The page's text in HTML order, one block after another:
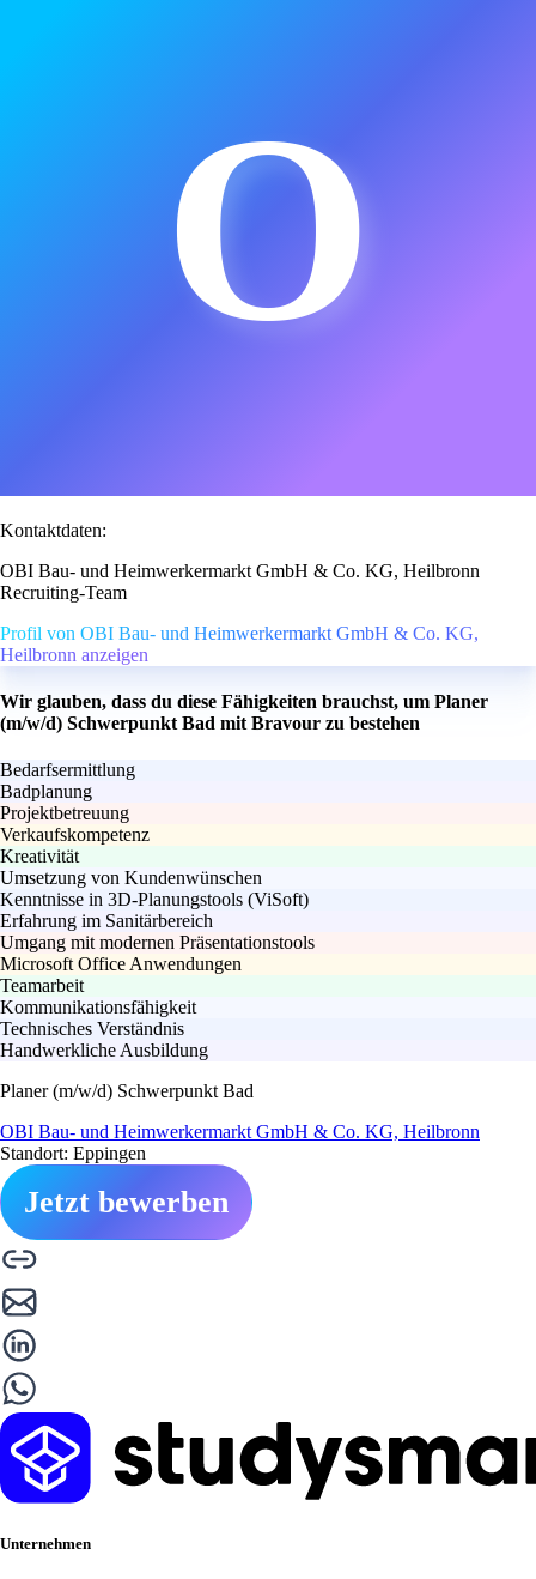
O
Kontaktdaten:
OBI Bau- und Heimwerkermarkt GmbH & Co. KG, Heilbronn
Recruiting-Team
Profil von OBI Bau- und Heimwerkermarkt GmbH & Co. KG,
Heilbronn anzeigen
Wir glauben, dass du diese Fähigkeiten brauchst, um Planer
(m/w/d) Schwerpunkt Bad mit Bravour zu bestehen
Bedarfsermittlung
Badplanung
Projektbetreuung
Verkaufskompetenz
Kreativität
Umsetzung von Kundenwünschen
Kenntnisse in 3D-Planungstools (ViSoft)
Erfahrung im Sanitärbereich
Umgang mit modernen Präsentationstools
Microsoft Office Anwendungen
Teamarbeit
Kommunikationsfähigkeit
Technisches Verständnis
Handwerkliche Ausbildung
Planer (m/w/d) Schwerpunkt Bad
OBI Bau- und Heimwerkermarkt GmbH & Co. KG, Heilbronn
Standort: Eppingen
Jetzt bewerben
Unternehmen